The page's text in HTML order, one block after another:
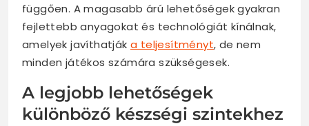
függően. A magasabb árú lehetőségek gyakran
fejlettebb anyagokat és technológiát kínálnak,
amelyek javíthatják a teljesítményt, de nem
minden játékos számára szükségesek.
A legjobb lehetőségek
különböző készségi szintekhez